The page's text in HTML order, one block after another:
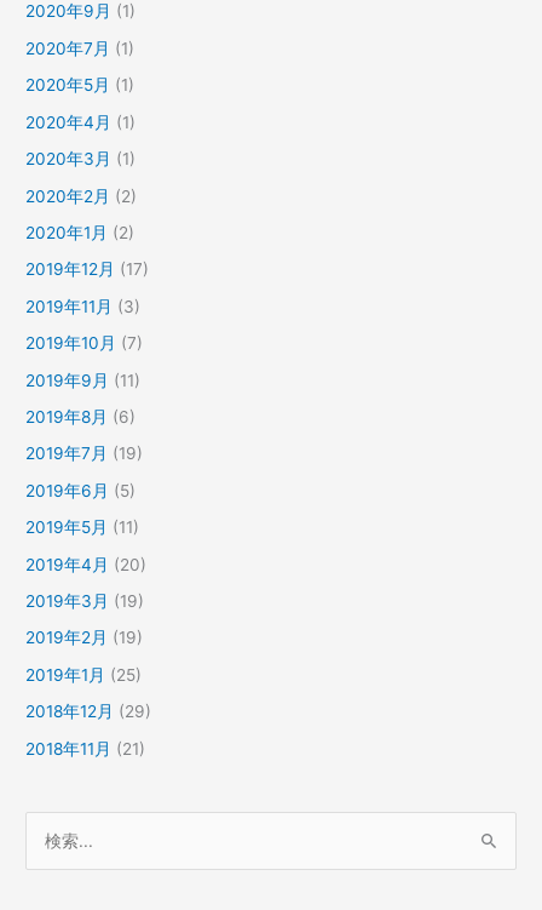
2020年9月 (1)
2020年7月 (1)
2020年5月 (1)
2020年4月 (1)
2020年3月 (1)
2020年2月 (2)
2020年1月 (2)
2019年12月 (17)
2019年11月 (3)
2019年10月 (7)
2019年9月 (11)
2019年8月 (6)
2019年7月 (19)
2019年6月 (5)
2019年5月 (11)
2019年4月 (20)
2019年3月 (19)
2019年2月 (19)
2019年1月 (25)
2018年12月 (29)
2018年11月 (21)